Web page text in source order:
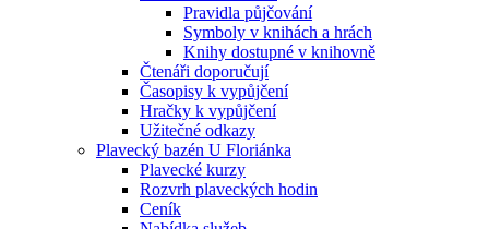
Pravidla půjčování
Symboly v knihách a hrách
Knihy dostupné v knihovně
Čtenáři doporučují
Časopisy k vypůjčení
Hračky k vypůjčení
Užitečné odkazy
Plavecký bazén U Floriánka
Plavecké kurzy
Rozvrh plaveckých hodin
Ceník